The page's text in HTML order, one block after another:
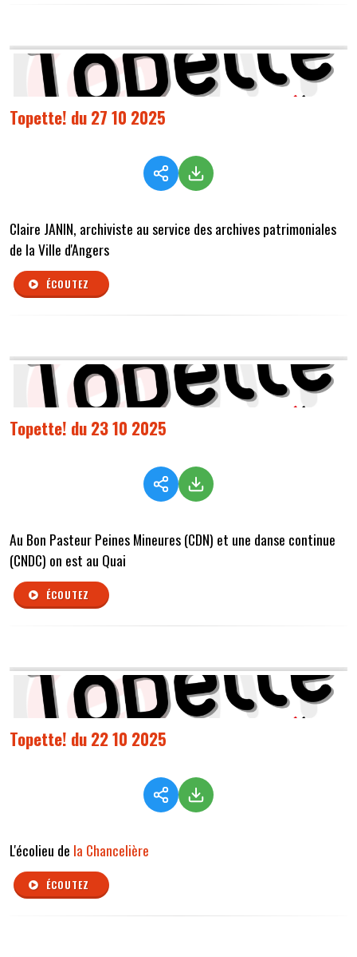
Topette! du 27 10 2025
Claire JANIN, archiviste au service des archives patrimoniales
de la Ville d'Angers
ÉCOUTEZ
Topette! du 23 10 2025
Au Bon Pasteur Peines Mineures (CDN) et une danse continue
(CNDC) on est au Quai
ÉCOUTEZ
Topette! du 22 10 2025
L'écolieu de la Chancelière
ÉCOUTEZ